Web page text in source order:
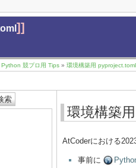
]]
Python 競プロ用 Tips » 環境構築用 pyproject.toml
索
環境構築
AtCoderにおける
事前に